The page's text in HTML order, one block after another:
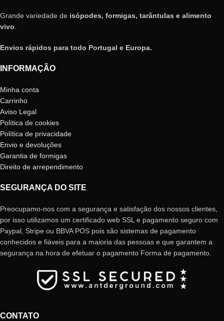
Grande variedade de isópodes, formigas, tarântulas e alimento
vivo
Envios rápidos para todo Portugal e Europa.
INFORMAÇÃO
Minha conta
Carrinho
Aviso Legal
Política de cookies
Política de privacidade
Envio e devoluções
Garantia de formigas
Direito de arrependimento
SEGURANÇA DO SITE
Preocupamo-nos com a segurança e satisfação dos nossos clientes,
por isso utilizamos um certificado web SSL e pagamento seguro com
Paypal, Stripe ou BBVA POS pois são sistemas de pagamento
conhecidos e fiáveis ​​para a maioria das pessoas e que garantem a
segurança na hora de efetuar o pagamento Forma de pagamento.
CONTATO